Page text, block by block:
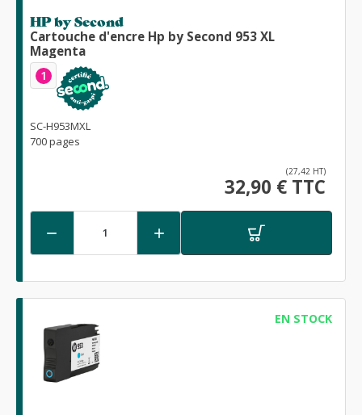
HP by Second
Cartouche d'encre Hp by Second 953 XL
Magenta
1
SC-H953MXL
700 pages
(27,42 HT)
32,90 € TTC
 
EN STOCK